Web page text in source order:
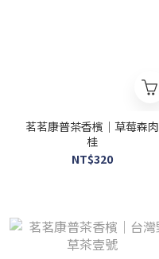
茗茗康普茶香檳｜草莓森肉
桂
NT$320